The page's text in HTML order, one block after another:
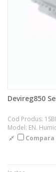
Devireg850
Cod Produs:
Model: EN.
Compara